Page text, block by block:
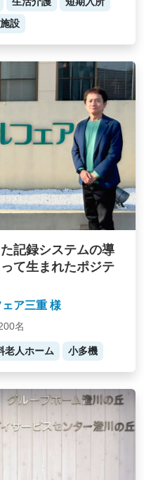
設
記録システムの導
て生まれたポジテ
ア三重 様
名
老人ホーム 小多機